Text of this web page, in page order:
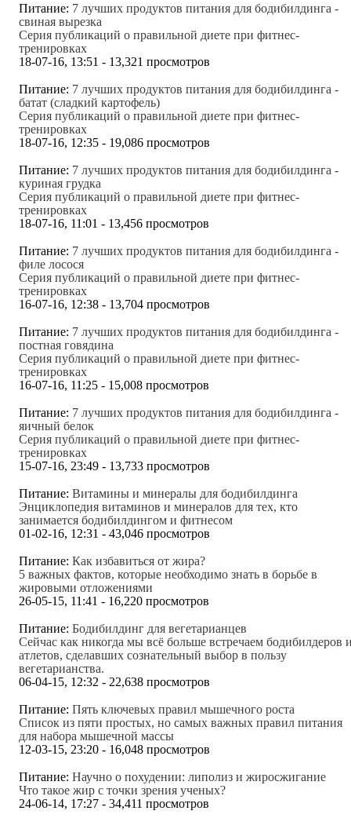
Питание: 7 лучших продуктов питания для бодибилдинга -
свиная вырезка
Серия публикаций о правильной диете при фитнес-
тренировках
18-07-16, 13:51 - 13,321 просмотров
Питание: 7 лучших продуктов питания для бодибилдинга -
батат (сладкий картофель)
Серия публикаций о правильной диете при фитнес-
тренировках
18-07-16, 12:35 - 19,086 просмотров
Питание: 7 лучших продуктов питания для бодибилдинга -
куриная грудка
Серия публикаций о правильной диете при фитнес-
тренировках
18-07-16, 11:01 - 13,456 просмотров
Питание: 7 лучших продуктов питания для бодибилдинга -
филе лосося
Серия публикаций о правильной диете при фитнес-
тренировках
16-07-16, 12:38 - 13,704 просмотров
Питание: 7 лучших продуктов питания для бодибилдинга -
постная говядина
Серия публикаций о правильной диете при фитнес-
тренировках
16-07-16, 11:25 - 15,008 просмотров
Питание: 7 лучших продуктов питания для бодибилдинга -
яичный белок
Серия публикаций о правильной диете при фитнес-
тренировках
15-07-16, 23:49 - 13,733 просмотров
Питание: Витамины и минералы для бодибилдинга
Энциклопедия витаминов и минералов для тех, кто
занимается бодибилдингом и фитнесом
01-02-16, 12:31 - 43,046 просмотров
Питание: Как избавиться от жира?
5 важных фактов, которые необходимо знать в борьбе в
жировыми отложениями
26-05-15, 11:41 - 16,220 просмотров
Питание: Бодибилдинг для вегетарианцев
Сейчас как никогда мы всё больше встречаем бодибилдеров
атлетов, сделавших сознательный выбор в пользу
вегетарианства.
06-04-15, 12:32 - 22,638 просмотров
Питание: Пять ключевых правил мышечного роста
Список из пяти простых, но самых важных правил питания
для набора мышечной массы
12-03-15, 23:20 - 16,048 просмотров
Питание: Научно о похудении: липолиз и жиросжигание
Что такое жир с точки зрения ученых?
24-06-14, 17:27 - 34,411 просмотров